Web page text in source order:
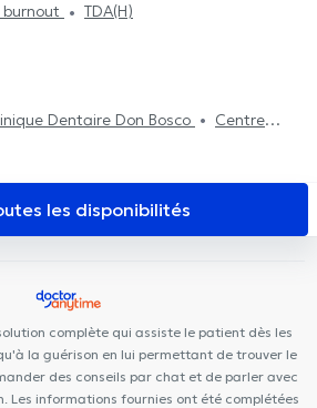
à Watermael-Boitsfort
Sainte-Agathe
à Genval
Neuropsychologues à
TDA(H)
Dentaire Don Bosco
Centre
CCM Smile
LB Dental Clinic
Centre Corelia
Centre Medical
Cabinet Dentaire des Iles d'Or
Aesthetics Clinic
les disponibilités
complète qui assiste le patient dès les
la guérison en lui permettant de trouver le
des conseils par chat et de parler avec
Les informations fournies ont été complétées